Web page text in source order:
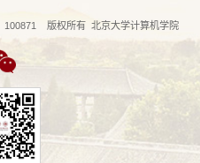
100871 版权所有 北京大学计算机学院